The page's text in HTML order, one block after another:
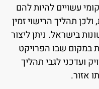
עשויים להיות להם
ולכן תהליך הרישוי זמין
בישראל. ניתן ליצור
במקום שבו הפרויקט
ועדכני לגבי תהליך
אזור.